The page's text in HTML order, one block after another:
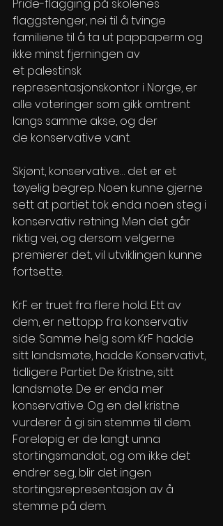
Pride-flagging på skolenes
flaggstenger, nei til å tvinge
familiene til å ta ut pappaperm og
ikke minst fjerningen av
et palestinsk
representasjonskontor i Norge, er
alle voteringer som gikk omtrent
langs samme akse, og der
de konservative vant.
Skjønt, konservative… det er et
tøyelig begrep. Noen kunne gjerne
sett at partiet tok enda noen steg i
konservativ retning. Men det går
riktig vei, og dersom velgerne
premierer det, vil utviklingen kunne
fortsette.
KrF er truet fra flere hold. Ett av
dem, er nettopp fra konservativ
side. Samme helg som KrF hadde
sitt landsmøte, hadde Konservativt,
tidligere Partiet De Kristne, sitt
landsmøte. De er enda mer
konservative. Og en del kristne
vurderer å gi sin stemme til dem.
Foreløpig er de langt unna
stortingsmandat, og om ikke det
endrer seg, blir det ingen
stortingsrepresentasjon av å
stemme på dem.